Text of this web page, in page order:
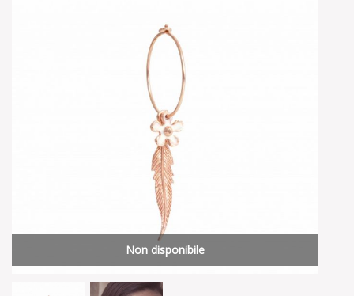
Non disponibile